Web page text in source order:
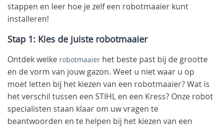
stappen en leer hoe je zelf een robotmaaier kunt
installeren!
Stap 1: Kies de juiste robotmaaier
Ontdek welke robotmaaier het beste past bij de grootte
en de vorm van jouw gazon. Weet u niet waar u op
moet letten bij het kiezen van een robotmaaier? Wat is
het verschil tussen een STIHL en een Kress? Onze robot
specialisten staan klaar om uw vragen te
beantwoorden en te helpen bij het kiezen van een